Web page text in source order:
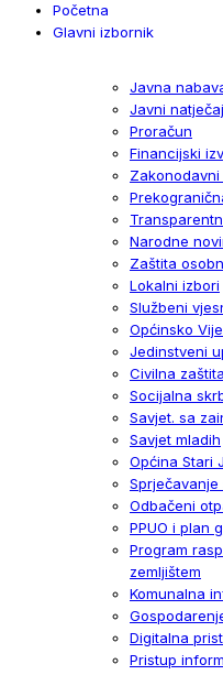
Početna
Glavni izbornik
Javna
Javni
Proračun
Financijski
Narodne
Zaštita
Lokalni izbori
Službeni
Općinsko
Jedinstveni
Civilna zaštita
Socijalna
Savjet. sa
Savjet mladih
Općina Stari
Odbačeni
PPUO i plan
Program
zemljištem
Komunalna
Digitalna
Pristup